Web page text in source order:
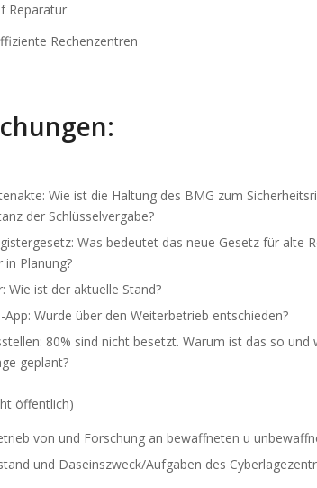
Reparatur
Rechenzentren
Wie ist die Haltung des BMG zum
der Schlüsselvergabe?
Was bedeutet das neue Gesetz für alte
in Planung?
Wie ist der aktuelle Stand?
App: Wurde über den Weiterbetrieb entschieden?
80% sind nicht besetzt. Warum ist das so und
geplant?
öffentlich)
von und Forschung an bewaffneten u
und Daseinszweck/Aufgaben des